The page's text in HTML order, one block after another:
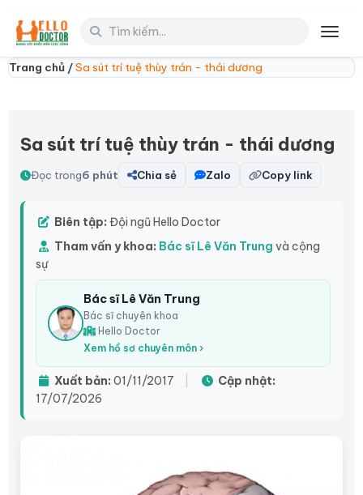
Trang chủ /Sa sút trí tuệ thùy trán - thái dương
Sa sút trí tuệ thùy trán - thái dương
Đọc trong6 phút Chia sẻ Zalo Copy link
Biên tập: Đội ngũ Hello Doctor
Tham vấn y khoa: Bác sĩ Lê Văn Trung và cộng
sự
Bác sĩ Lê Văn Trung
Bác sĩ chuyên khoa
Hello Doctor
Xem hồ sơ chuyên môn ›
Xuất bản: 01/11/2017
Cập nhật:
17/07/2026